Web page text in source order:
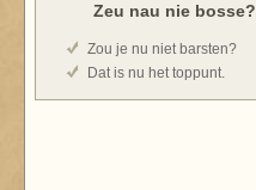
Zeu nau nie bosse?
Zou je nu niet barsten?
Dat is nu het toppunt.